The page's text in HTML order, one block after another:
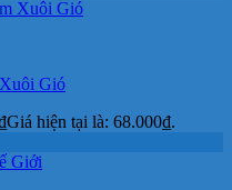
Gió
Giá hiện tại là: 68.000₫.